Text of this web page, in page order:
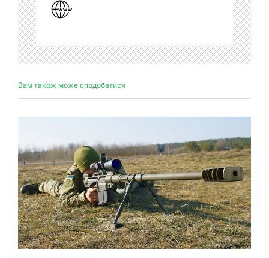
Вам також може сподобатися